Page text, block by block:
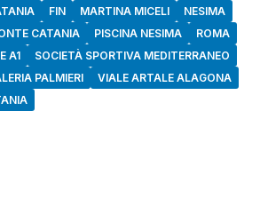
FIN MARTINA MICELI
NESIMA
CATANIA PISCINA NESIMA
ROMA
A1
SOCIETÀ SPORTIVA MEDITERRANEO
PALMIERI
VIALE ARTALE ALAGONA